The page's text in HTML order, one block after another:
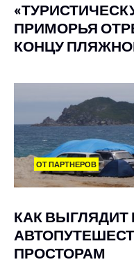
ПРИМОРЬЯ
КОНЦУ
ОТ ПАРТНЕРОВ
КАК
ПРОСТОРАМ